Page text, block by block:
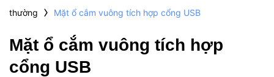
thường › Mặt ổ cắm vuông tích hợp cổng USB
Mặt ổ cắm vuông tích hợp
cổng USB